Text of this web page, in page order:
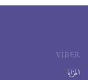
VIBER
المزايا